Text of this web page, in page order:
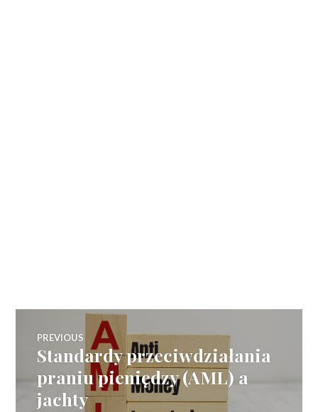
Zobacz
wpisy
PREVIOUS
Previous
Standardy przeciwdziałania
praniu pieniędzy (AML) a
jachty